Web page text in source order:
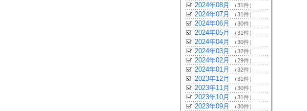
2024年08月 （31件）
2024年07月 （31件）
2024年06月 （30件）
2024年05月 （31件）
2024年04月 （30件）
2024年03月 （32件）
2024年02月 （29件）
2024年01月 （32件）
2023年12月 （31件）
2023年11月 （30件）
2023年10月 （31件）
2023年09月 （30件）